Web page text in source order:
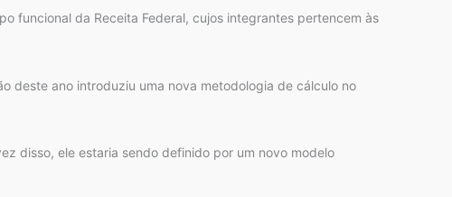
funcional da Receita Federal, cujos integrantes pertencem às
deste ano introduziu uma nova metodologia de cálculo no
disso, ele estaria sendo definido por um novo modelo